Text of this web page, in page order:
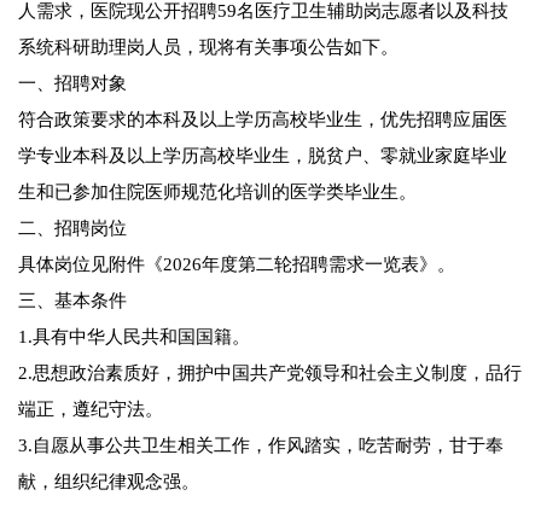
人需求，医院现公开招聘59名医疗卫生辅助岗志愿者以及科技
系统科研助理岗人员，现将有关事项公告如下。
一、招聘对象
符合政策要求的本科及以上学历高校毕业生，优先招聘应届医
学专业本科及以上学历高校毕业生，脱贫户、零就业家庭毕业
生和已参加住院医师规范化培训的医学类毕业生。
二、招聘岗位
具体岗位见附件《2026年度第二轮招聘需求一览表》。
三、基本条件
1.具有中华人民共和国国籍。
2.思想政治素质好，拥护中国共产党领导和社会主义制度，品行
端正，遵纪守法。
3.自愿从事公共卫生相关工作，作风踏实，吃苦耐劳，甘于奉
献，组织纪律观念强。